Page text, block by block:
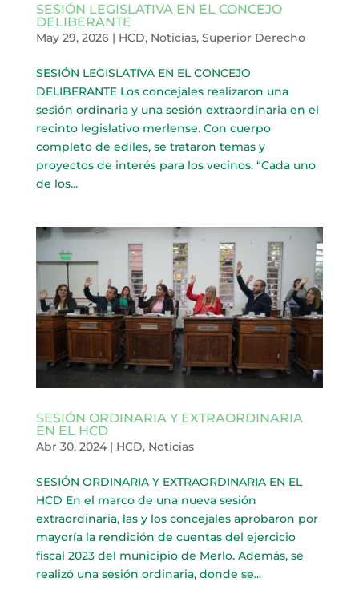
SESIÓN LEGISLATIVA EN EL CONCEJO
DELIBERANTE
May 29, 2026| HCD, Noticias, Superior Derecho
SESIÓN LEGISLATIVA EN EL CONCEJO
DELIBERANTE Los concejales realizaron una
sesión ordinaria y una sesión extraordinaria en el
recinto legislativo merlense. Con cuerpo
completo de ediles, se trataron temas y
proyectos de interés para los vecinos. “Cada uno
de los...
SESIÓN ORDINARIA Y EXTRAORDINARIA
EN EL HCD
Abr 30, 2024| HCD, Noticias
SESIÓN ORDINARIA Y EXTRAORDINARIA EN EL
HCD En el marco de una nueva sesión
extraordinaria, las y los concejales aprobaron por
mayoría la rendición de cuentas del ejercicio
fiscal 2023 del municipio de Merlo. Además, se
realizó una sesión ordinaria, donde se...